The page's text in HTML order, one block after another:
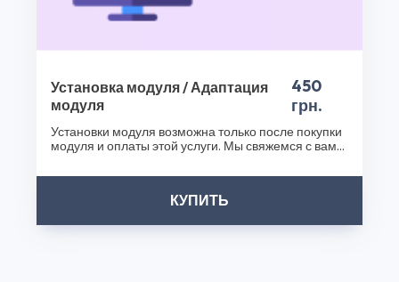
Установка модуля / Адаптация
модуля
450
грн.
Установки модуля возможна только после покупки
модуля и оплаты этой услуги. Мы свяжемся с вами
КУПИТЬ